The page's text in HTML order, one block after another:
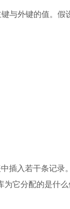
与外键的值。假
插入若干条记录
为它分配的是什